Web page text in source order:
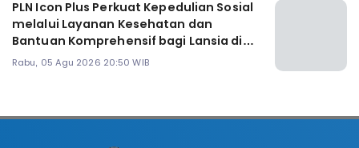
PLN Icon Plus Perkuat Kepedulian Sosial
melalui Layanan Kesehatan dan
Bantuan Komprehensif bagi Lansia di
Malang
Rabu, 05 Agu 2026 20:50 WIB